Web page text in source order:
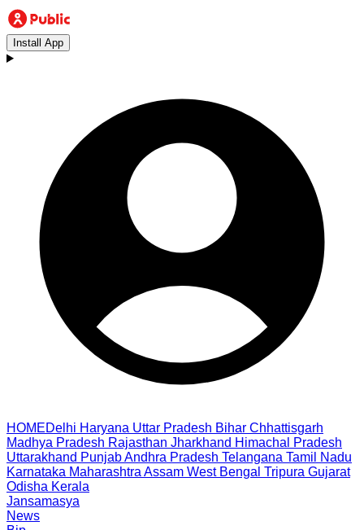
Install App
HOMEDelhi Haryana Uttar Pradesh Bihar Chhattisgarh
Madhya Pradesh Rajasthan Jharkhand Himachal Pradesh
Uttarakhand PunjabAndhra Pradesh Telangana Tamil Nadu
Karnataka Maharashtra Assam West Bengal Tripura Gujarat
Odisha Kerala
Jansamasya
News